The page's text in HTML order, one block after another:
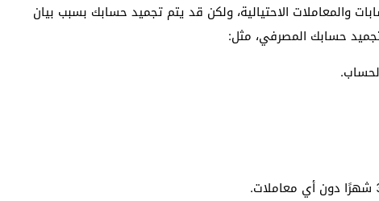
والمعاملات الاحتيالية، ولكن قد يتم تجميد حسابك بسبب بيان
حسابك المصرفي، مثل: